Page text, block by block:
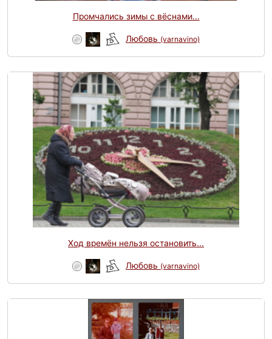
Промчались зимы с вёснами...
Любовь (varnavino)
Ход времён нельзя остановить...
Любовь (varnavino)